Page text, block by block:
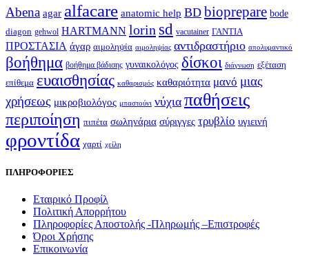
Abena agar alfacare anatomic help BD bioprepare bode
diagon gehwol HARTMANN lorin sd vacutainer ΓΑΝΤΙΑ
ΠΡΟΣΤΑΣΙΑ άγαρ αιμοληψία αιμοληψίας αντιδραστήριο απολυμαντικό
βοήθημα βοήθημα βάδισης γυναικολόγος δίσκοι διάγνωση εξέταση
επίθεμα ευαισθησίας καθαρισμός καθαριότητα μανό μιας
χρήσεως μικροβιολόγος μπαστούνι νύχια παθήσεις
περιποίηση πιπέτα σωληνάρια σύριγγες τρυβλίο υγιεινή
φροντίδα χαρτί χείλη
ΠΛΗΡΟΦΟΡΙΕΣ
Εταιρικό Προφίλ
Πολιτική Απορρήτου
Πληροφορίες Αποστολής -Πληρωμής –Επιστροφές
Όροι Χρήσης
Επικοινωνία